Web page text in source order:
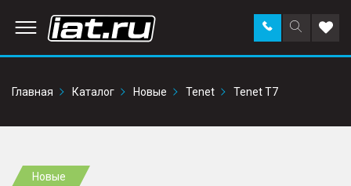
Поиск
по
Заказать
звонок в
Главная
Каталог Новые Tenet Tenet T7
Новые